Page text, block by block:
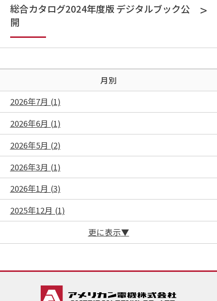
総合カタログ2024年度版 デジタルブック公
開
月別
2026年7月 (1)
2026年6月 (1)
2026年5月 (2)
2026年3月 (1)
2026年1月 (3)
2025年12月 (1)
更に表示